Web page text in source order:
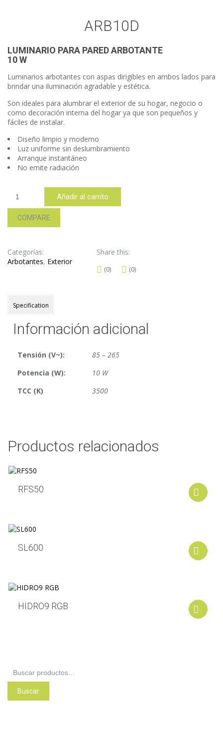
ARB10D
LUMINARIO PARA PARED ARBOTANTE
10 W
Luminarios arbotantes con aspas dirigibles en ambos lados para
brindar una iluminación agradable y estética.
Son ideales para alumbrar el exterior de su hogar, negocio o
como decoración interna del hogar ya que son pequeños y
fáciles de instalar.
Diseño limpio y moderno
Luz uniforme sin deslumbramiento
Arranque instantáneo
No emite radiación
cantidad
Añadir al carrito
COMPARE
Categorías:
Arbotantes, Exterior
Share this:
(0) (0)
Specification
Información adicional
Tensión (V~):
85 – 265
Potencia (W):
10 W
TCC (K)
3500
Productos relacionados
RFS50
SL600
HIDRO9 RGB
por:
Buscar